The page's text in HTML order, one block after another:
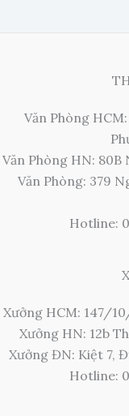
Văn Phòng
Văn Phòng HN: 80B
Văn Phòng: 379
Hotline:
Xưởng HCM: 147/
Xưởng HN: 12b
Xưởng ĐN: Kiệt 7,
Hotline: